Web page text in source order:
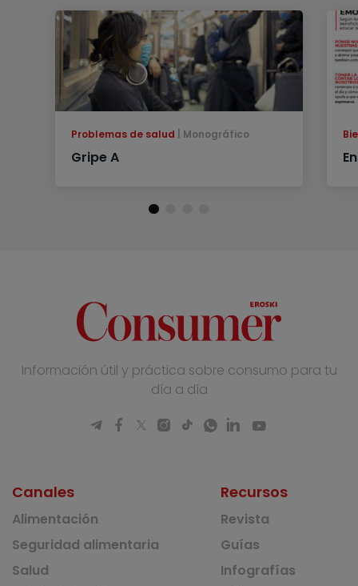
Problemas de salud Monográfico
Gripe A
Información útil y práctica sobre consumo para tu
día a día
Canales
Alimentación
Seguridad alimentaria
Salud
Recursos
Revista
Guías
Infografías